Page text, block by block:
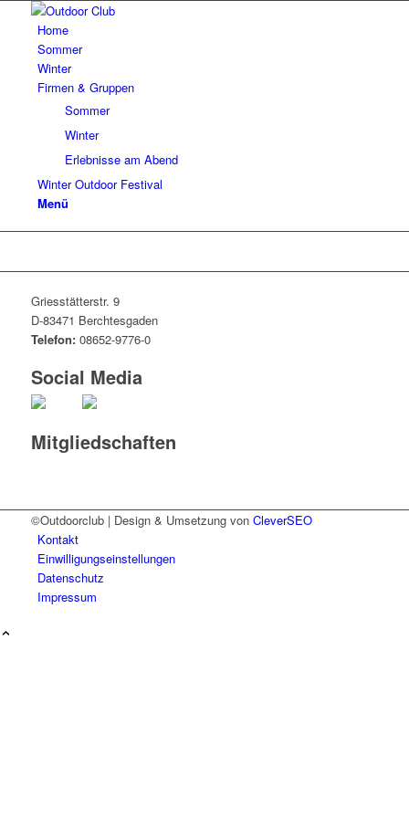
Home
Sommer
Winter
Firmen & Gruppen
Sommer
Winter
Erlebnisse am Abend
Winter Outdoor Festival
Menü
Griesstätterstr. 9
D-83471 Berchtesgaden
Telefon:08652-9776-0
Social Media
Mitgliedschaften
©Outdoorclub | Design & Umsetzung von CleverSEO
Kontakt
Einwilligungseinstellungen
Datenschutz
Impressum